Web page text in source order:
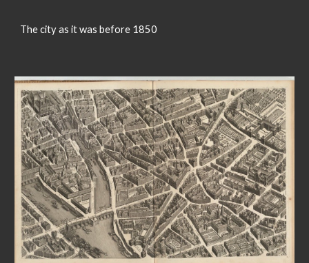
The city as it was before 1850